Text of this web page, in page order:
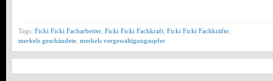
Tags: Ficki Ficki Facharbeiter Ficki Ficki Fachkraft Ficki Ficki Fachkräfte
merkels geschändete merkels vergewaltigungsopfer